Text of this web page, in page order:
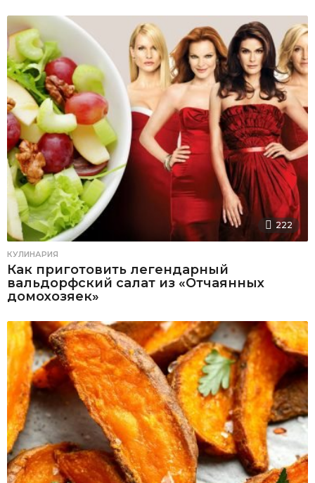
222
КУЛИНАРИЯ
Как приготовить легендарный
вальдорфский салат из «Отчаянных
домохозяек»